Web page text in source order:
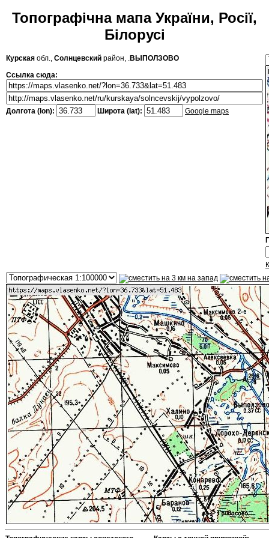
Топографічна мапа України, Росії,
Білорусі
Курская обл., Солнцевский район, .ВЫПОЛЗОВО
Ссылка сюда:
Долгота (lon): Широта (lat): Google maps